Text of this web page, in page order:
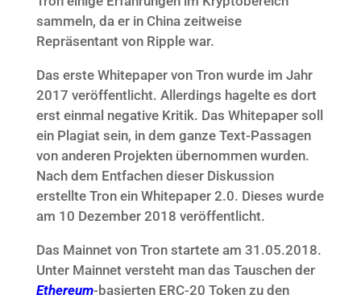
sammeln, da er in China zeitweise
Repräsentant von Ripple war.
Das erste Whitepaper von Tron wurde im Jahr
2017 veröffentlicht. Allerdings hagelte es dort
erst einmal negative Kritik. Das Whitepaper soll
ein Plagiat sein, in dem ganze Text-Passagen
von anderen Projekten übernommen wurden.
Nach dem Entfachen dieser Diskussion
erstellte Tron ein Whitepaper 2.0. Dieses wurde
am 10 Dezember 2018 veröffentlicht.
Das Mainnet von Tron startete am 31.05.2018.
Unter Mainnet versteht man das Tauschen der
Ethereum-basierten ERC-20 Token zu den